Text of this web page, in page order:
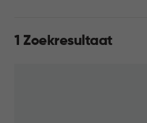
1 Zoekresultaat